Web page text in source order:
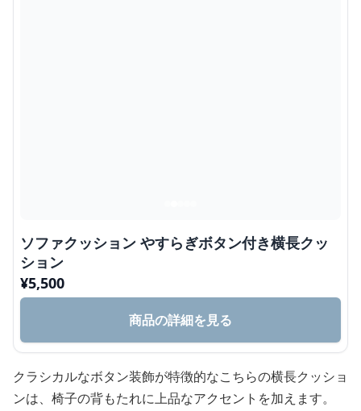
ソファクッション やすらぎボタン付き横長クッ
ション
¥5,500
商品の詳細を見る
クラシカルなボタン装飾が特徴的なこちらの横長クッショ
ンは、椅子の背もたれに上品なアクセントを加えます。